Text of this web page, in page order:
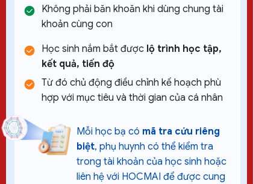
Học sinh nắm bắt được lộ trình học tập,
kết quả, tiến độ
Từ đó chủ động điều chỉnh kế hoạch phù
hợp với mục tiêu và thời gian của cá nhân
Không phải băn khoăn khi dùng chung tài
khoản cùng con
Mỗi học bạ có mã tra cứu riêng
biệt, phụ huynh có thể kiểm tra
trong tài khoản của học sinh hoặc
liên hệ với HOCMAI để được cung